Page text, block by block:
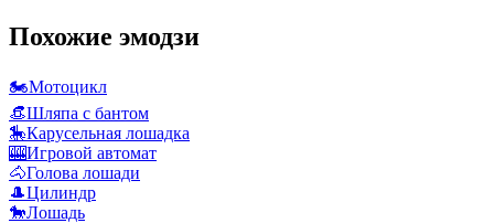
Похожие эмодзи
🏍️Мотоцикл
👒Шляпа с бантом
🎠Карусельная лошадка
🎰Игровой автомат
🐴Голова лошади
🎩Цилиндр
🐎Лошадь